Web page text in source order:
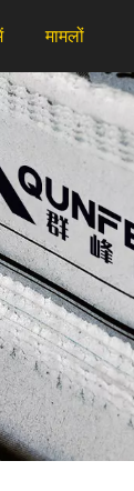
मामलों